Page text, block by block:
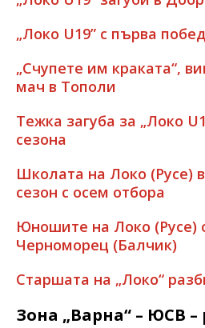
„Локо U19” с първа
„Счупете им краката“,
мач в Тополи
Тежка загуба за „Локо
сезона
Школата на Локо (Русе)
сезон с осем отбора
Юношите на Локо (Русе)
Черноморец (Балчик)
Старшата на „Локо“
Зона „Варна“ – ЮСВ –